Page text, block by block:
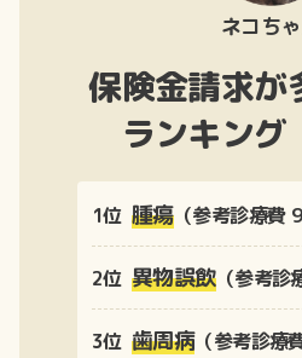
ネコち
保険金請求が
ランキング
1位 腫瘍（参考診療費
2位 異物誤飲（参考診
3位 歯周病（参考診療